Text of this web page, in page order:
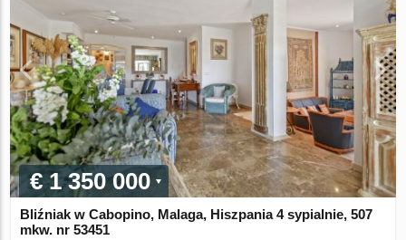
€ 1 350 000
Bliźniak w Cabopino, Malaga, Hiszpania 4 sypialnie, 507
mkw. nr 53451